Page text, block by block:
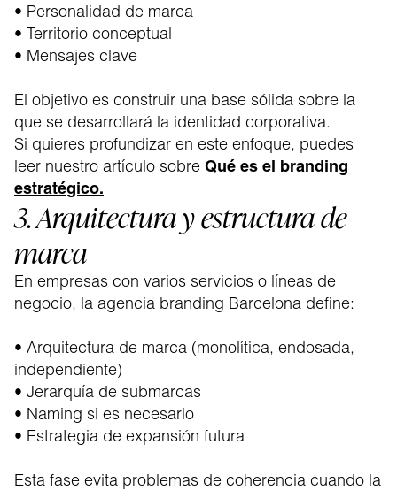
• Personalidad de marca
• Territorio conceptual
• Mensajes clave
El objetivo es construir una base sólida sobre la
que se desarrollará la identidad corporativa.
Si quieres profundizar en este enfoque, puedes
leer nuestro artículo sobre Qué es el branding
estratégico.
3. Arquitectura y estructura de
marca
En empresas con varios servicios o líneas de
negocio, la agencia branding Barcelona define:
• Arquitectura de marca (monolítica, endosada,
independiente)
• Jerarquía de submarcas
• Naming si es necesario
• Estrategia de expansión futura
Esta fase evita problemas de coherencia cuando la